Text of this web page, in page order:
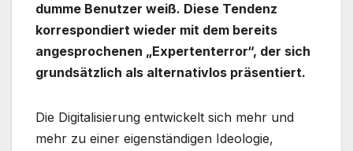
dumme Benutzer weiß. Diese Tendenz
korrespondiert wieder mit dem bereits
angesprochenen „Expertenterror“, der sich
grundsätzlich als alternativlos präsentiert.
Die Digitalisierung entwickelt sich mehr und
mehr zu einer eigenständigen Ideologie,